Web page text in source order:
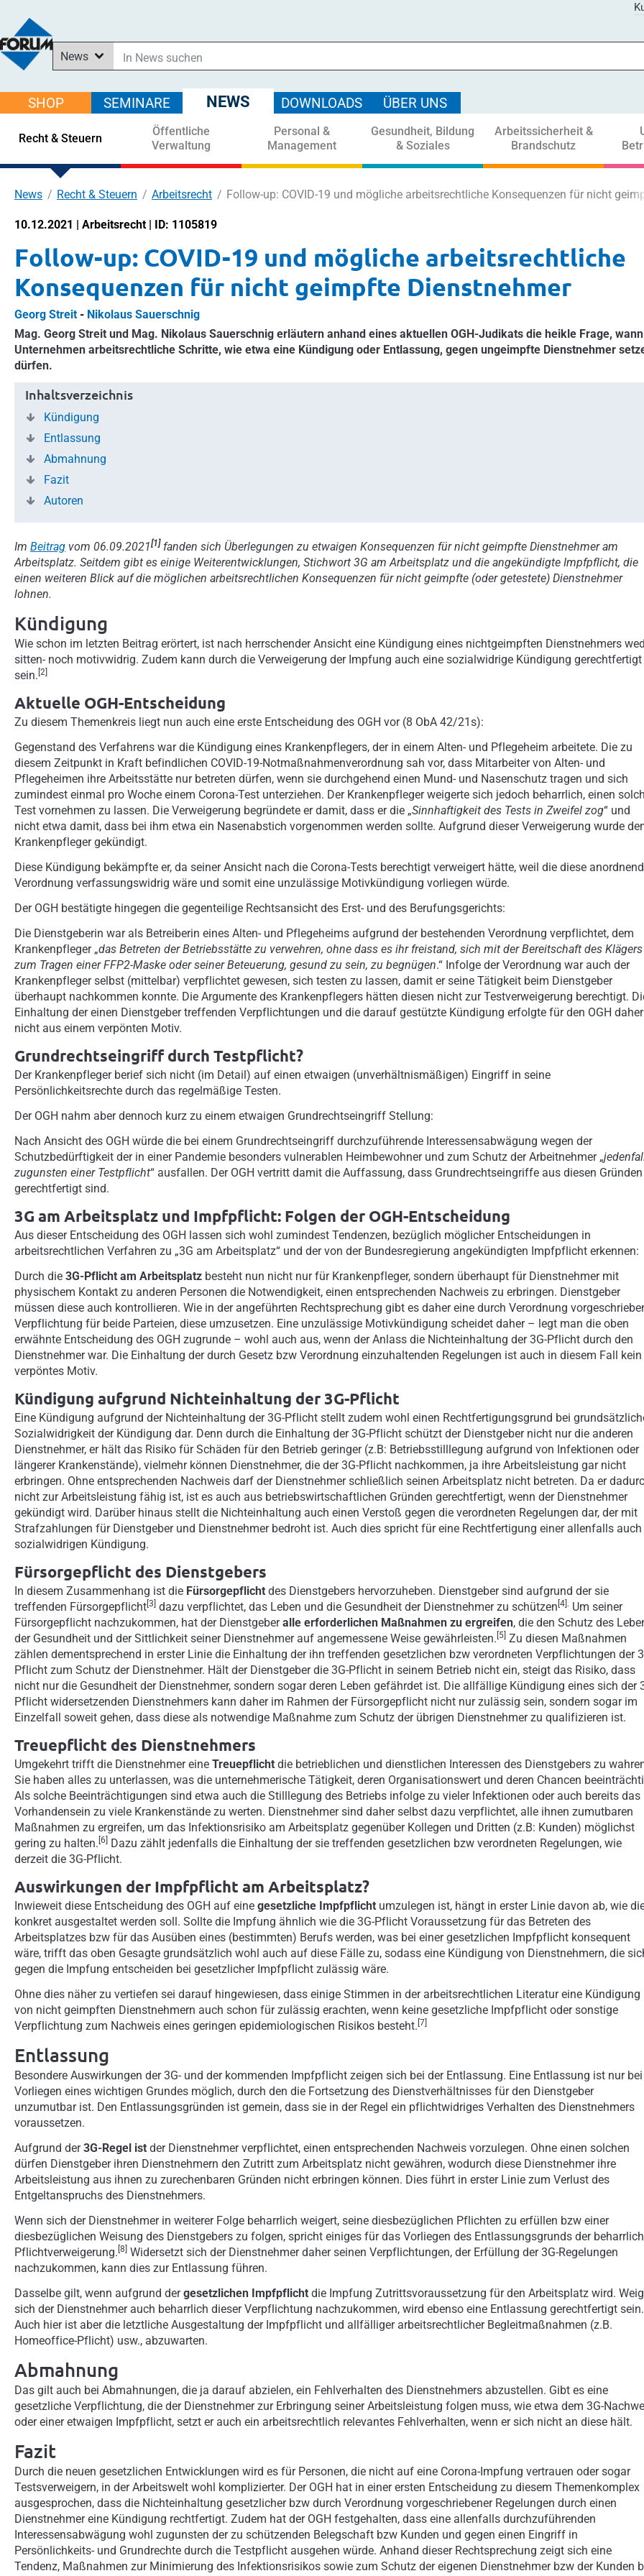
News
In Downloads suchen
Im Shop suchen
In Seminaren suchen
SHOP SEMINARE NEWS DOWNLOADS ÜBER UNS
Recht & Steuern
Öffentliche
Verwaltung
Personal &
Management
Gesundheit, Bildung
& Soziales
Arbeitssicherheit &
Brandschutz
News Recht & Steuern Arbeitsrecht Follow-up: COVID-19 und mögliche arbeitsrechtliche Konsequenzen für nicht
10.12.2021 | Arbeitsrecht | ID: 1105819
Follow-up: COVID-19 und mögliche arbeitsrechtliche
Konsequenzen für nicht geimpfte Dienstnehmer
Georg Streit- Nikolaus Sauerschnig
Mag. Georg Streit und Mag. Nikolaus Sauerschnig erläutern anhand eines aktuellen OGH-Judikats die heikle Frage, wann
Unternehmen arbeitsrechtliche Schritte, wie etwa eine Kündigung oder Entlassung, gegen ungeimpfte Dienstnehmer
dürfen.
Inhaltsverzeichnis
Kündigung
Entlassung
Abmahnung
Fazit
Autoren
Im Beitrag vom 06.09.2021[1]fanden sich Überlegungen zu etwaigen Konsequenzen für nicht geimpfte Dienstnehmer am
Arbeitsplatz. Seitdem gibt es einige Weiterentwicklungen, Stichwort 3G am Arbeitsplatz und die angekündigte Impfpflicht, die
einen weiteren Blick auf die möglichen arbeitsrechtlichen Konsequenzen für nicht geimpfte (oder getestete) Dienstnehmer
lohnen.
Kündigung
Wie schon im letzten Beitrag erörtert, ist nach herrschender Ansicht eine Kündigung eines nichtgeimpften Dienstnehmers
sitten- noch motivwidrig. Zudem kann durch die Verweigerung der Impfung auch eine sozialwidrige Kündigung gerechtfertigt
sein. [2]
Aktuelle OGH-Entscheidung
Zu diesem Themenkreis liegt nun auch eine erste Entscheidung des OGH vor (8 ObA 42/21s):
Gegenstand des Verfahrens war die Kündigung eines Krankenpflegers, der in einem Alten- und Pflegeheim arbeitete. Die zu
diesem Zeitpunkt in Kraft befindlichen COVID-19-Notmaßnahmenverordnung sah vor, dass Mitarbeiter von Alten- und
Pflegeheimen ihre Arbeitsstätte nur betreten dürfen, wenn sie durchgehend einen Mund- und Nasenschutz tragen und sich
zumindest einmal pro Woche einem Corona-Test unterziehen. Der Krankenpfleger weigerte sich jedoch beharrlich, einen
Test vornehmen zu lassen. Die Verweigerung begründete er damit, dass er die „Sinnhaftigkeit des Tests in Zweifel zog“ und
nicht etwa damit, dass bei ihm etwa ein Nasenabstich vorgenommen werden sollte. Aufgrund dieser Verweigerung wurde
Krankenpfleger gekündigt.
Diese Kündigung bekämpfte er, da seiner Ansicht nach die Corona-Tests berechtigt verweigert hätte, weil die diese
Verordnung verfassungswidrig wäre und somit eine unzulässige Motivkündigung vorliegen würde.
Der OGH bestätigte hingegen die gegenteilige Rechtsansicht des Erst- und des Berufungsgerichts:
Die Dienstgeberin war als Betreiberin eines Alten- und Pflegeheims aufgrund der bestehenden Verordnung verpflichtet, dem
Krankenpfleger „das Betreten der Betriebsstätte zu verwehren, ohne dass es ihr freistand, sich mit der Bereitschaft des Klägers
zum Tragen einer FFP2-Maske oder seiner Beteuerung, gesund zu sein, zu begnügen.“ Infolge der Verordnung war auch der
Krankenpfleger selbst (mittelbar) verpflichtet gewesen, sich testen zu lassen, damit er seine Tätigkeit beim Dienstgeber
überhaupt nachkommen konnte. Die Argumente des Krankenpflegers hätten diesen nicht zur Testverweigerung berechtigt.
Einhaltung der einen Dienstgeber treffenden Verpflichtungen und die darauf gestützte Kündigung erfolgte für den OGH daher
nicht aus einem verpönten Motiv.
Grundrechtseingriff durch Testpflicht?
Der Krankenpfleger berief sich nicht (im Detail) auf einen etwaigen (unverhältnismäßigen) Eingriff in seine
Persönlichkeitsrechte durch das regelmäßige Testen.
Der OGH nahm aber dennoch kurz zu einem etwaigen Grundrechtseingriff Stellung:
Nach Ansicht des OGH würde die bei einem Grundrechtseingriff durchzuführende Interessensabwägung wegen der
Schutzbedürftigkeit der in einer Pandemie besonders vulnerablen Heimbewohner und zum Schutz der Arbeitnehmer „
zugunsten einer Testpflicht“ ausfallen. Der OGH vertritt damit die Auffassung, dass Grundrechtseingriffe aus diesen Gründen
gerechtfertigt sind.
3G am Arbeitsplatz und Impfpflicht: Folgen der OGH-Entscheidung
Aus dieser Entscheidung des OGH lassen sich wohl zumindest Tendenzen, bezüglich möglicher Entscheidungen in
arbeitsrechtlichen Verfahren zu „3G am Arbeitsplatz“ und der von der Bundesregierung angekündigten Impfpflicht erkennen:
Durch die 3G-Pflicht am Arbeitsplatz besteht nun nicht nur für Krankenpfleger, sondern überhaupt für Dienstnehmer mit
physischem Kontakt zu anderen Personen die Notwendigkeit, einen entsprechenden Nachweis zu erbringen. Dienstgeber
müssen diese auch kontrollieren. Wie in der angeführten Rechtsprechung gibt es daher eine durch Verordnung
Verpflichtung für beide Parteien, diese umzusetzen. Eine unzulässige Motivkündigung scheidet daher – legt man die oben
erwähnte Entscheidung des OGH zugrunde – wohl auch aus, wenn der Anlass die Nichteinhaltung der 3G-Pflicht durch den
Dienstnehmer war. Die Einhaltung der durch Gesetz bzw Verordnung einzuhaltenden Regelungen ist auch in diesem Fall kein
verpöntes Motiv.
Kündigung aufgrund Nichteinhaltung der 3G-Pflicht
Eine Kündigung aufgrund der Nichteinhaltung der 3G-Pflicht stellt zudem wohl einen Rechtfertigungsgrund bei
Sozialwidrigkeit der Kündigung dar. Denn durch die Einhaltung der 3G-Pflicht schützt der Dienstgeber nicht nur die anderen
Dienstnehmer, er hält das Risiko für Schäden für den Betrieb geringer (z.B: Betriebsstilllegung aufgrund von Infektionen oder
längerer Krankenstände), vielmehr können Dienstnehmer, die der 3G-Pflicht nachkommen, ja ihre Arbeitsleistung gar nicht
erbringen. Ohne entsprechenden Nachweis darf der Dienstnehmer schließlich seinen Arbeitsplatz nicht betreten. Da er
nicht zur Arbeitsleistung fähig ist, ist es auch aus betriebswirtschaftlichen Gründen gerechtfertigt, wenn der Dienstnehmer
gekündigt wird. Darüber hinaus stellt die Nichteinhaltung auch einen Verstoß gegen die verordneten Regelungen dar, der mit
Strafzahlungen für Dienstgeber und Dienstnehmer bedroht ist. Auch dies spricht für eine Rechtfertigung einer allenfalls auch
sozialwidrigen Kündigung.
Fürsorgepflicht des Dienstgebers
In diesem Zusammenhang ist die Fürsorgepflicht des Dienstgebers hervorzuheben. Dienstgeber sind aufgrund der sie
treffenden Fürsorgepflicht [3] dazu verpflichtet, das Leben und die Gesundheit der Dienstnehmer zu schützen [4]. Um seiner
Fürsorgepflicht nachzukommen, hat der Dienstgeberalle erforderlichen Maßnahmen zu ergreifen, die den Schutz des
der Gesundheit und der Sittlichkeit seiner Dienstnehmer auf angemessene Weise gewährleisten. [5] Zu diesen Maßnahmen
zählen dementsprechend in erster Linie die Einhaltung der ihn treffenden gesetzlichen bzw verordneten Verpflichtungen der
Pflicht zum Schutz der Dienstnehmer. Hält der Dienstgeber die 3G-Pflicht in seinem Betrieb nicht ein, steigt das Risiko, dass
nicht nur die Gesundheit der Dienstnehmer, sondern sogar deren Leben gefährdet ist. Die allfällige Kündigung eines sich der
Pflicht widersetzenden Dienstnehmers kann daher im Rahmen der Fürsorgepflicht nicht nur zulässig sein, sondern sogar im
Einzelfall soweit gehen, dass diese als notwendige Maßnahme zum Schutz der übrigen Dienstnehmer zu qualifizieren ist.
Treuepflicht des Dienstnehmers
Umgekehrt trifft die Dienstnehmer eine Treuepflicht die betrieblichen und dienstlichen Interessen des Dienstgebers zu
Sie haben alles zu unterlassen, was die unternehmerische Tätigkeit, deren Organisationswert und deren Chancen
Als solche Beeinträchtigungen sind etwa auch die Stilllegung des Betriebs infolge zu vieler Infektionen oder auch bereits das
Vorhandensein zu viele Krankenstände zu werten. Dienstnehmer sind daher selbst dazu verpflichtet, alle ihnen zumutbaren
Maßnahmen zu ergreifen, um das Infektionsrisiko am Arbeitsplatz gegenüber Kollegen und Dritten (z.B: Kunden) möglichst
gering zu halten. [6]
Dazu zählt jedenfalls die Einhaltung der sie treffenden gesetzlichen bzw verordneten Regelungen, wie
derzeit die 3G-Pflicht.
Auswirkungen der Impfpflicht am Arbeitsplatz?
Inwieweit diese Entscheidung des OGH auf eine gesetzliche Impfpflicht umzulegen ist, hängt in erster Linie davon ab, wie
konkret ausgestaltet werden soll. Sollte die Impfung ähnlich wie die 3G-Pflicht Voraussetzung für das Betreten des
Arbeitsplatzes bzw für das Ausüben eines (bestimmten) Berufs werden, was bei einer gesetzlichen Impfpflicht konsequent
wäre, trifft das oben Gesagte grundsätzlich wohl auch auf diese Fälle zu, sodass eine Kündigung von Dienstnehmern, die
gegen die Impfung entscheiden bei gesetzlicher Impfpflicht zulässig wäre.
Ohne dies näher zu vertiefen sei darauf hingewiesen, dass einige Stimmen in der arbeitsrechtlichen Literatur eine Kündigung
von nicht geimpften Dienstnehmern auch schon für zulässig erachten, wenn keine gesetzliche Impfpflicht oder sonstige
Verpflichtung zum Nachweis eines geringen epidemiologischen Risikos besteht. [7]
Entlassung
Besondere Auswirkungen der 3G- und der kommenden Impfpflicht zeigen sich bei der Entlassung. Eine Entlassung ist nur bei
Vorliegen eines wichtigen Grundes möglich, durch den die Fortsetzung des Dienstverhältnisses für den Dienstgeber
unzumutbar ist. Den Entlassungsgründen ist gemein, dass sie in der Regel ein pflichtwidriges Verhalten des Dienstnehmers
voraussetzen.
Aufgrund der3G-Regel ist der Dienstnehmer verpflichtet, einen entsprechenden Nachweis vorzulegen. Ohne einen solchen
dürfen Dienstgeber ihren Dienstnehmern den Zutritt zum Arbeitsplatz nicht gewähren, wodurch diese Dienstnehmer ihre
Arbeitsleistung aus ihnen zu zurechenbaren Gründen nicht erbringen können. Dies führt in erster Linie zum Verlust des
Entgeltanspruchs des Dienstnehmers.
Wenn sich der Dienstnehmer in weiterer Folge beharrlich weigert, seine diesbezüglichen Pflichten zu erfüllen bzw einer
diesbezüglichen Weisung des Dienstgebers zu folgen, spricht einiges für das Vorliegen des Entlassungsgrunds der
Pflichtverweigerung. [8] Widersetzt sich der Dienstnehmer daher seinen Verpflichtungen, der Erfüllung der 3G-Regelungen
nachzukommen, kann dies zur Entlassung führen.
Dasselbe gilt, wenn aufgrund dergesetzlichen Impfpflicht die Impfung Zutrittsvoraussetzung für den Arbeitsplatz wird.
sich der Dienstnehmer auch beharrlich dieser Verpflichtung nachzukommen, wird ebenso eine Entlassung gerechtfertigt sein.
Auch hier ist aber die letztliche Ausgestaltung der Impfpflicht und allfälliger arbeitsrechtlicher Begleitmaßnahmen (z.B.
Homeoffice-Pflicht) usw., abzuwarten.
Abmahnung
Das gilt auch bei Abmahnungen, die ja darauf abzielen, ein Fehlverhalten des Dienstnehmers abzustellen. Gibt es eine
gesetzliche Verpflichtung, die der Dienstnehmer zur Erbringung seiner Arbeitsleistung folgen muss, wie etwa dem 3G-
oder einer etwaigen Impfpflicht, setzt er auch ein arbeitsrechtlich relevantes Fehlverhalten, wenn er sich nicht an diese hält.
Fazit
Durch die neuen gesetzlichen Entwicklungen wird es für Personen, die nicht auf eine Corona-Impfung vertrauen oder sogar
Testsverweigern, in der Arbeitswelt wohl komplizierter. Der OGH hat in einer ersten Entscheidung zu diesem Themenkomplex
ausgesprochen, dass die Nichteinhaltung gesetzlicher bzw durch Verordnung vorgeschriebener Regelungen durch einen
Dienstnehmer eine Kündigung rechtfertigt. Zudem hat der OGH festgehalten, dass eine allenfalls durchzuführenden
Interessensabwägung wohl zugunsten der zu schützenden Belegschaft bzw Kunden und gegen einen Eingriff in
Persönlichkeits- und Grundrechte durch die Testpflicht ausgehen würde. Anhand dieser Rechtsprechung zeigt sich eine
Tendenz, Maßnahmen zur Minimierung des Infektionsrisikos sowie zum Schutz der eigenen Dienstnehmer bzw der Kunden